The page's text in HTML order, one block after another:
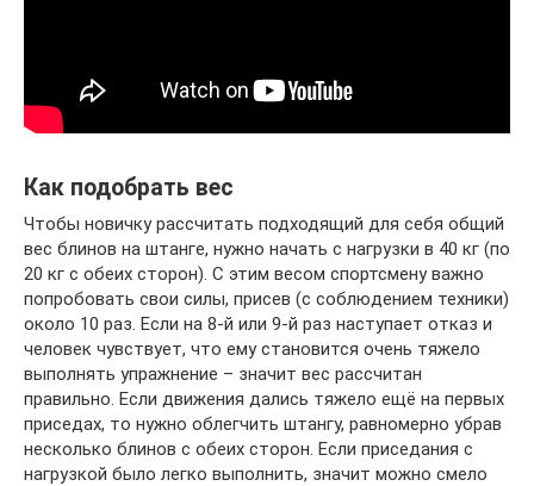
Как подобрать вес
Чтобы новичку рассчитать подходящий для себя общий
вес блинов на штанге, нужно начать с нагрузки в 40 кг (по
20 кг с обеих сторон). С этим весом спортсмену важно
попробовать свои силы, присев (с соблюдением техники)
около 10 раз. Если на 8-й или 9-й раз наступает отказ и
человек чувствует, что ему становится очень тяжело
выполнять упражнение – значит вес рассчитан
правильно. Если движения дались тяжело ещё на первых
приседах, то нужно облегчить штангу, равномерно убрав
несколько блинов с обеих сторон. Если приседания с
нагрузкой было легко выполнить, значит можно смело